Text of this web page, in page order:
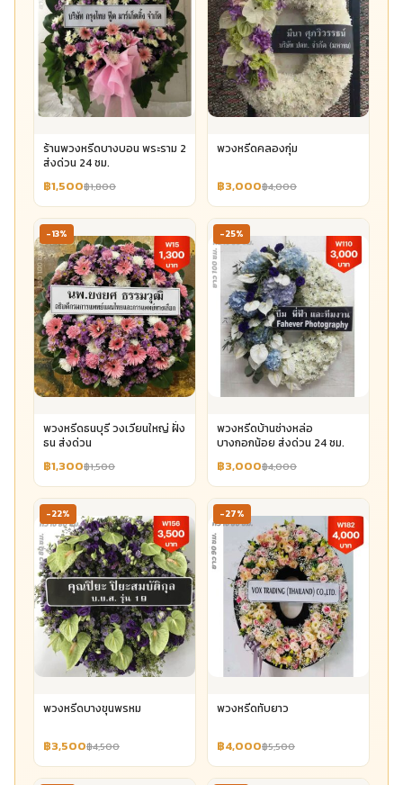
ร้านพวงหรีดบางบอน พระราม 2
ส่งด่วน 24 ชม.
฿1,500฿1,800
พวงหรีดคลองกุ่ม
฿3,000฿4,000
-13%
พวงหรีดธนบุรี วงเวียนใหญ่ ฝั่ง
ธน ส่งด่วน
฿1,300฿1,500
-25%
พวงหรีดบ้านช่างหล่อ
บางกอกน้อย ส่งด่วน 24 ชม.
฿3,000฿4,000
-22%
พวงหรีดบางขุนพรหม
฿3,500฿4,500
-27%
พวงหรีดทับยาว
฿4,000฿5,500